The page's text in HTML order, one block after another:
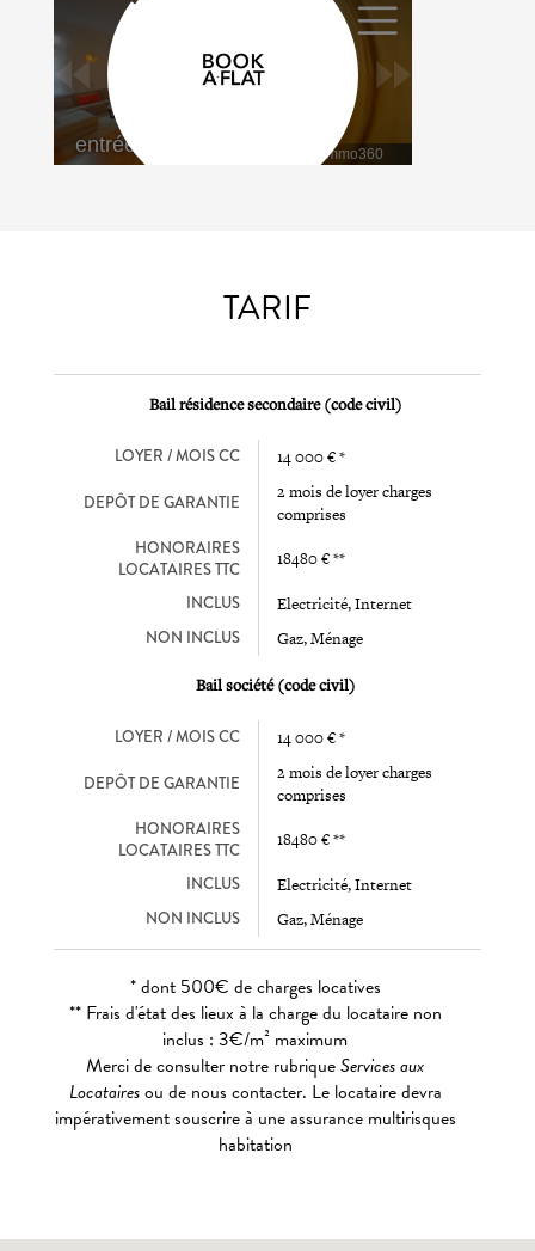
TARIF
Bail résidence secondaire (code civil)
LOYER / MOIS CC 14 000 € *
DEPÔT DE GARANTIE
2 mois de loyer charges
comprises
HONORAIRES
LOCATAIRES TTC
18480 € **
INCLUS Electricité, Internet
NON INCLUS Gaz, Ménage
Bail société (code civil)
LOYER / MOIS CC 14 000 € *
DEPÔT DE GARANTIE
2 mois de loyer charges
comprises
HONORAIRES
LOCATAIRES TTC
18480 € **
INCLUS Electricité, Internet
NON INCLUS Gaz, Ménage
* dont 500€ de charges locatives
** Frais d'état des lieux à la charge du locataire non
inclus : 3€/m² maximum
Merci de consulter notre rubriqueServices aux
Locatairesou de nous contacter. Le locataire devra
impérativement souscrire à une assurance multirisques
habitation